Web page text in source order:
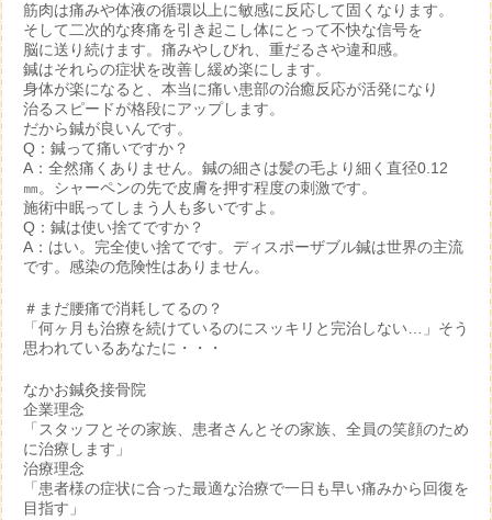
筋肉は痛みや体液の循環以上に敏感に反応して固くなります。
そして二次的な疼痛を引き起こし体にとって不快な信号を
脳に送り続けます。痛みやしびれ、重だるさや違和感。
鍼はそれらの症状を改善し緩め楽にします。
身体が楽になると、本当に痛い患部の治癒反応が活発になり
治るスピードが格段にアップします。
だから鍼が良いんです。
Q：鍼って痛いですか？
A：全然痛くありません。鍼の細さは髪の毛より細く直径0.12
㎜。シャーペンの先で皮膚を押す程度の刺激です。
施術中眠ってしまう人も多いですよ。
Q：鍼は使い捨てですか？
A：はい。完全使い捨てです。ディスポーザブル鍼は世界の主流
です。感染の危険性はありません。
＃まだ腰痛で消耗してるの？
「何ヶ月も治療を続けているのにスッキリと完治しない…」そう
思われているあなたに・・・
なかお鍼灸接骨院
企業理念
「スタッフとその家族、患者さんとその家族、全員の笑顔のため
に治療します」
治療理念
「患者様の症状に合った最適な治療で一日も早い痛みから回復を
目指す」